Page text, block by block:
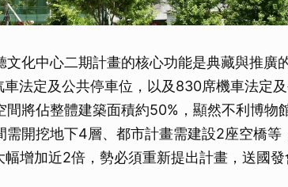
化中心二期計畫的核心功能是典藏與推廣
法定及公共停車位，以及830席機車法定
將佔整體建築面積約50%，顯然不利博物
需開挖地下4層、都市計畫需建設2座空橋等
增加近2倍，勢必須重新提出計畫，送國發